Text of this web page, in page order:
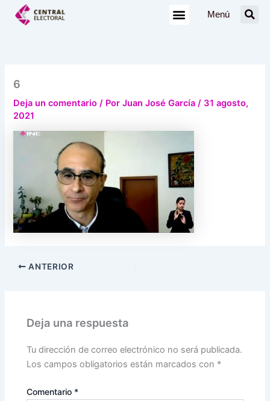
Menú
6
Deja un comentario / PorJuan José García/ 31 agosto,
2021
ANTERIOR
Deja una respuesta
Tu dirección de correo electrónico no será publicada.
Los campos obligatorios están marcados con *
Comentario *